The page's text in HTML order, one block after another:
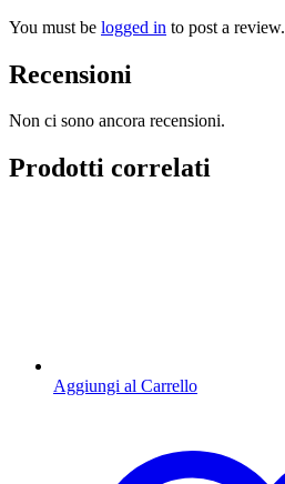
You must be logged in to post a review.
Recensioni
Non ci sono ancora recensioni.
Prodotti correlati
Aggiungi al Carrello